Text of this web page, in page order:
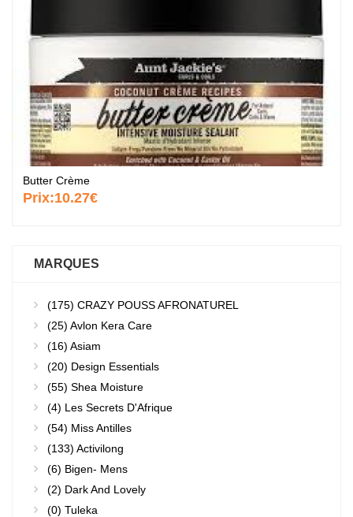
Butter Crème
Prix:10.27€
MARQUES
(175) CRAZY POUSS AFRONATUREL
(25) Avlon Kera Care
(16) Asiam
(20) Design Essentials
(55) Shea Moisture
(4) Les Secrets D'Afrique
(54) Miss Antilles
(133) Activilong
(6) Bigen- Mens
(2) Dark And Lovely
(0) Tuleka